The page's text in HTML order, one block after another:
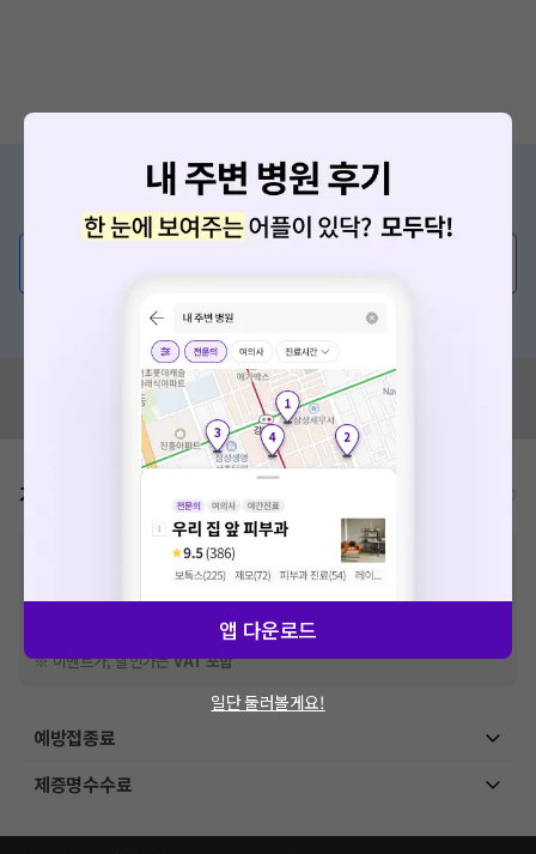
증상/치료, 궁금한 점이 있나요?
의사가 직접 답해드려요!
혹은, 의료상담 서비스에 다양한 게시글 보러가기
혹시 잘못된 병원정보가 있나요?
모두닥 팀에 알려주세요!
가격표
비급여 항목의 경우,추가비용 등으로 실제 가격과 상이할 수 있으니, 정확
한 가격은 해당 의료기관에 직접 문의해주세요.
※급여 항목의 경우,건강보험심사평가원에 고지되어 있는 급여 진료 기준 가
격입니다. (진료와 연관된 복합적인 비용이 추가되어, 병원마다 금액이 다르게
산정될 수 있는 점 참고 바랍니다.)
※ 이벤트가, 할인가는VAT 포함
예방접종료
제증명수수료
앱 다운로드
일단 둘러볼게요!